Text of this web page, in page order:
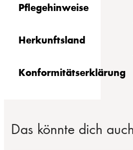
Pflegehinweise
Herkunftsland
Konformitätserklärung
Das könnte dich